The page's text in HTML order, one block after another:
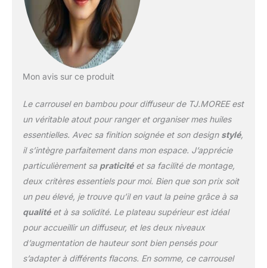
décoration. Peut être
utilisé dans la chambre,
le salon, la salle de yoga
et le bureau, même près
x 13,7 cm. Fabriqué en
bambou naturel. Idéal
pour offrir. (Ne contient
pas d'huiles ni de
diffuseur.)
Mon avis sur ce produit
Le carrousel en bambou pour diffuseur de TJ.MOREE est
un véritable atout pour ranger et organiser mes huiles
essentielles. Avec sa finition soignée et son design stylé,
il s’intègre parfaitement dans mon espace. J’apprécie
particulièrement sa praticitéet sa facilité de montage,
deux critères essentiels pour moi. Bien que son prix soit
un peu élevé, je trouve qu’il en vaut la peine grâce à sa
qualitéet à sa solidité. Le plateau supérieur est idéal
pour accueillir un diffuseur, et les deux niveaux
d’augmentation de hauteur sont bien pensés pour
s’adapter à différents flacons. En somme, ce carrousel